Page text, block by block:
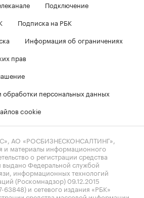
Подключение
Подписка на РБК
Информация об ограничениях
прав
персональных данных
cookie
АО «РОСБИЗНЕСКОНСАЛТИНГ»,
и материалы информационного
о регистрации средства
Федеральной службой
информационных технологий
(Роскомнадзор) 09.12.2015
и сетевого издания «РБК»